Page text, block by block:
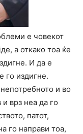
е човекот
а откако тоа ќе
И да е
го издигне.
и во
врз неа да го
патот,
го направи тоа,